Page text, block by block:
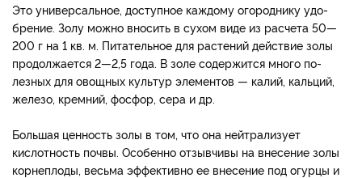
Это универсальное, доступ­ное каждому огороднику удо­
брение. Золу можно вносить в сухом виде из расчета 50—
200 г на 1 кв. м. Питательное для растений действие золы
продолжается 2—2,5 года. В золе содержится много по­
лезных для овощных культур элементов — калий, кальций,
железо, кремний, фосфор, сера и др.
Большая ценность золы в том, что она нейтрали­зует
кислотность почвы. Осо­бенно отзывчивы на внесение золы
корнеплоды, весьма эффективно ее внесение под огурцы и